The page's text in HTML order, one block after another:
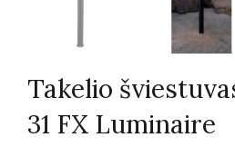
Takelio
31 FX Luminaire